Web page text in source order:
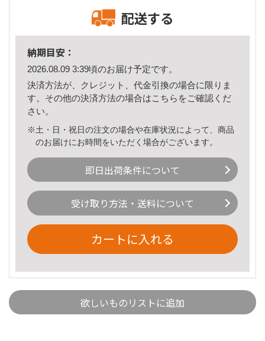
配送する
納期目安：
2026.08.09 3:39頃のお届け予定です。
決済方法が、クレジット、代金引換の場合に限りま
す。その他の決済方法の場合はこちら をご確認くだ
さい。
※土・日・祝日の注文の場合や在庫状況によって、商品
のお届けにお時間をいただく場合がございます。
即日出荷条件について
受け取り方法・送料について
カートに入れる
欲しいものリストに追加